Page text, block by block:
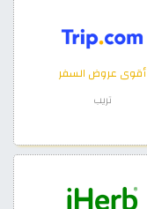
أقوى عروض السفر
تريب